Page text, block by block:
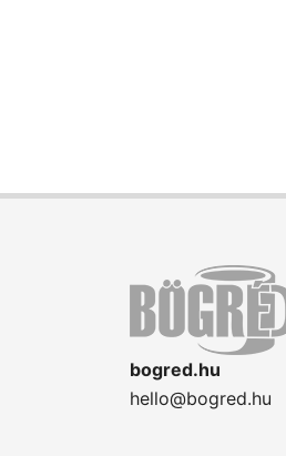
bogred.hu
hello@bogred.hu